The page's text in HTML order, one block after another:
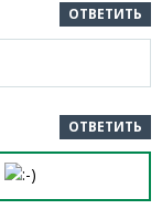
ОТВЕТИТЬ
ОТВЕТИТЬ